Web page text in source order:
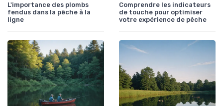
L'importance des plombs
fendus dans la pêche à la
ligne
Comprendre les indicateurs
de touche pour optimiser
votre expérience de pêche